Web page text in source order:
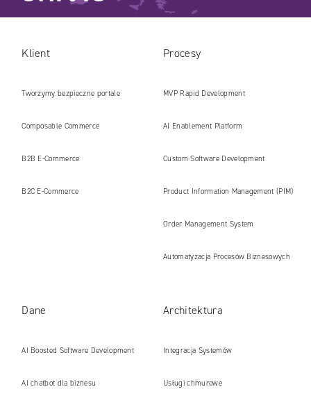
Klient
Tworzymy bezpieczne portale
internetowe i platformy gotowe na erę
AI
Composable Commerce
B2B E‑Commerce
B2C E‑Commerce
Procesy
MVP Rapid Development
AI Enablement Platform
Custom Software Development
Product Information Management (PIM)
Order Management System
Automatyzacja Procesów Biznesowych
Dane
AI Boosted Software Development
AI chatbot dla biznesu
Architektura
Integracja Systemów
Usługi chmurowe